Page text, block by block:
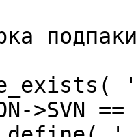
>SVN